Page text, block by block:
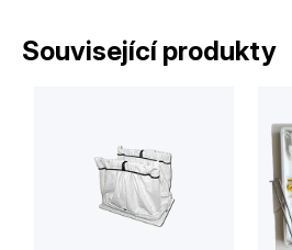
Související produkty